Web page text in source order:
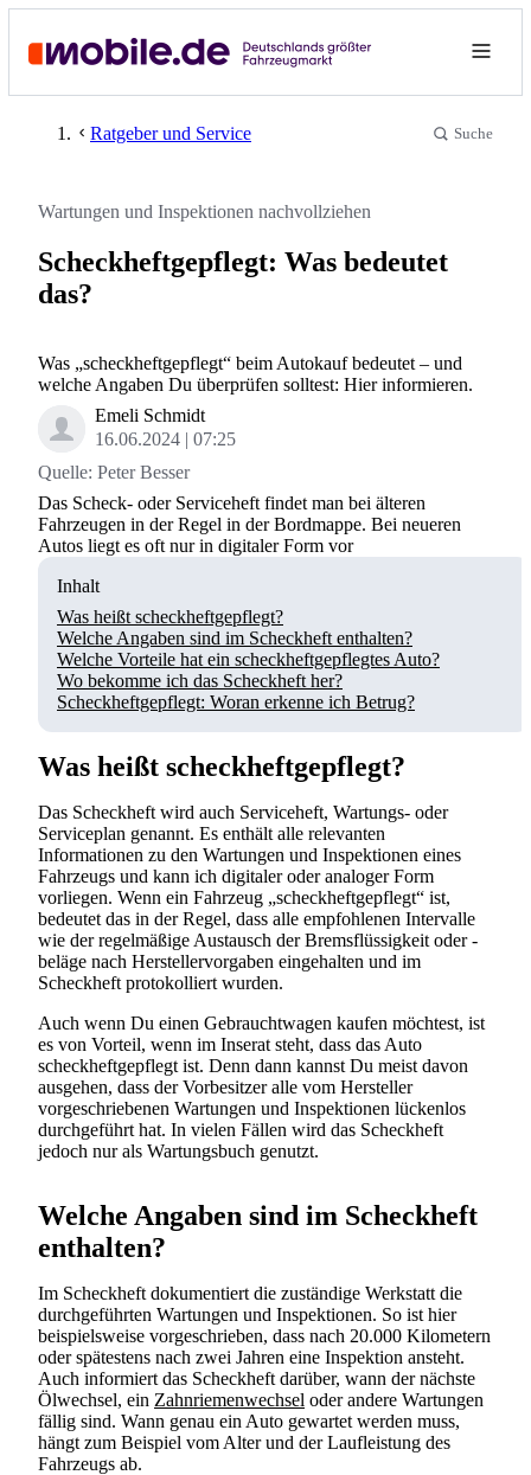
Ratgeber und Service Suche
Wartungen und Inspektionen nachvollziehen
Scheckheftgepflegt: Was bedeutet
das?
Was „scheckheftgepflegt“ beim Autokauf bedeutet – und
welche Angaben Du überprüfen solltest: Hier informieren.
Emeli Schmidt
16.06.2024
07:25
Inhalt
Was heißt scheckheftgepflegt?
Welche Angaben sind im Scheckheft enthalten?
Welche Vorteile hat ein scheckheftgepflegtes Auto?
Wo bekomme ich das Scheckheft her?
Scheckheftgepflegt: Woran erkenne ich Betrug?
Quelle: Peter Besser
Das Scheck- oder Serviceheft findet man bei älteren
Fahrzeugen in der Regel in der Bordmappe. Bei neueren
Autos liegt es oft nur in digitaler Form vor
Was heißt scheckheftgepflegt?
Das Scheckheft wird auch Serviceheft, Wartungs- oder
Serviceplan genannt. Es enthält alle relevanten
Informationen zu den Wartungen und Inspektionen eines
Fahrzeugs und kann ich digitaler oder analoger Form
vorliegen. Wenn ein Fahrzeug „scheckheftgepflegt“ ist,
bedeutet das in der Regel, dass alle empfohlenen Intervalle
wie der regelmäßige Austausch der Bremsflüssigkeit oder -
beläge nach Herstellervorgaben eingehalten und im
Scheckheft protokolliert wurden.
Auch wenn Du einen Gebrauchtwagen kaufen möchtest, ist
es von Vorteil, wenn im Inserat steht, dass das Auto
scheckheftgepflegt ist. Denn dann kannst Du meist davon
ausgehen, dass der Vorbesitzer alle vom Hersteller
vorgeschriebenen Wartungen und Inspektionen lückenlos
durchgeführt hat. In vielen Fällen wird das Scheckheft
jedoch nur als Wartungsbuch genutzt.
Welche Angaben sind im Scheckheft
enthalten?
Im Scheckheft dokumentiert die zuständige Werkstatt die
durchgeführten Wartungen und Inspektionen. So ist hier
beispielsweise vorgeschrieben, dass nach 20.000 Kilometern
oder spätestens nach zwei Jahren eine Inspektion ansteht.
Auch informiert das Scheckheft darüber, wann der nächste
Ölwechsel, ein Zahnriemenwechsel oder andere Wartungen
fällig sind. Wann genau ein Auto gewartet werden muss,
hängt zum Beispiel vom Alter und der Laufleistung des
Fahrzeugs ab.